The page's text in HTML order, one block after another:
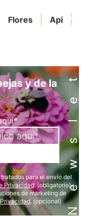
Flores Api Newsletter
y de la
para el envío del
Privacidad. (obligatorio)
de marketing de
. (opcional)